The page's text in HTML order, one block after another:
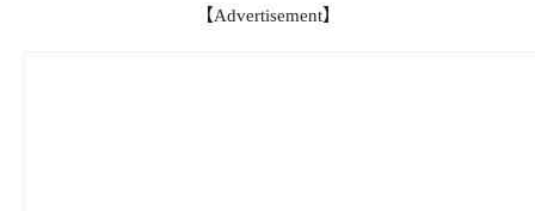
【Advertisement】